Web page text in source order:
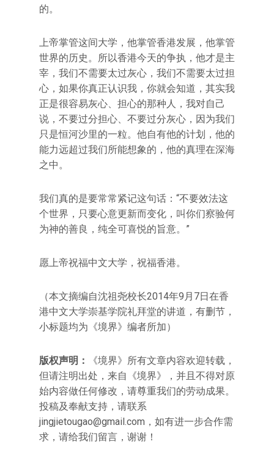
的。
上帝掌管这间大学，他掌管香港发展，他掌管
世界的历史。所以香港今天的争执，他才是主
宰，我们不需要太过灰心，我们不需要太过担
心，如果你真正认识我，你就会知道，其实我
正是很容易灰心、担心的那种人，我对自己
说，不要过分担心、不要过分灰心，因为我们
只是恒河沙里的一粒。他自有他的计划，他的
能力远超过我们所能想象的，他的真理在深海
之中。
我们真的是要常常紧记这句话：“不要效法这
个世界，只要心意更新而变化，叫你们察验何
为神的善良，纯全可喜悦的旨意。”
愿上帝祝福中文大学，祝福香港。
（本文摘编自沈祖尧校长2014年9月7日在香
港中文大学崇基学院礼拜堂的讲道，有删节，
小标题均为《境界》编者所加）
版权声明：
《境界》所有文章内容欢迎转载，
但请注明出处，来自《境界》，并且不得对原
始内容做任何修改，请尊重我们的劳动成果。
投稿及奉献支持，请联系
jingjietougao@gmail.com ，如有进一步合作需
求，请给我们留言，谢谢！